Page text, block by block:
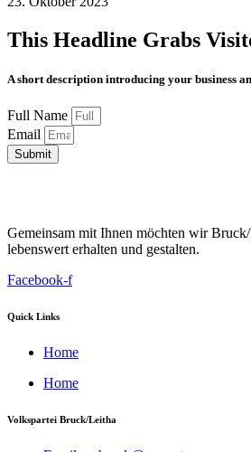
This Headline Grabs
A short description introducing your business
Full Name
Email
Submit
Gemeinsam mit Ihnen möchten wir
lebenswert erhalten und gestalten.
Facebook-f
Quick Links
Home
Home
Volkspartei Bruck/Leitha